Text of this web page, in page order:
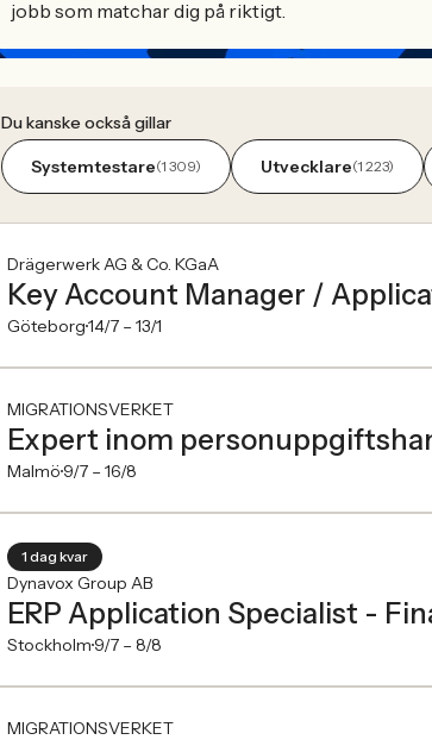
jobb som matchar dig på riktigt.
Du kanske också gillar
Systemtestare(1 309) Utvecklare(1 223)
Drägerwerk AG & Co. KGaA
Key Account Manager /
Göteborg14/7 – 13/1
MIGRATIONSVERKET
Expert inom
Malmö 9/7 – 16/8
1 dag kvar
Dynavox Group AB
ERP Application Specialist -
Stockholm 9/7 – 8/8
MIGRATIONSVERKET